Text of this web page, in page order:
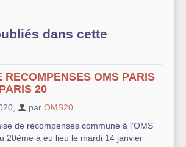
dans cette
RECOMPENSES OMS PARIS
20
par OMS20
de récompenses commune à l’OMS
20ème a eu lieu le mardi 14 janvier